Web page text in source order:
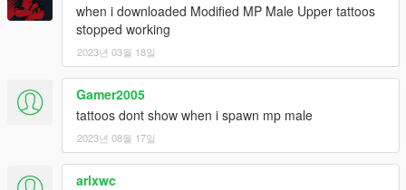
when i downloaded Modified MP Male Upper tattoos
stopped working
2023년 03월 18일
Gamer2005
tattoos dont show when i spawn mp male
2023년 08월 17일
arlxwc